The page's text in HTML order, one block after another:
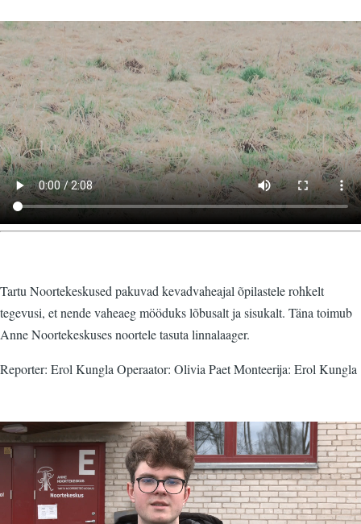
Video
fail
Tartu Noortekeskused pakuvad kevadvaheajal õpilastele rohkelt
tegevusi, et nende vaheaeg mööduks lõbusalt ja sisukalt. Täna toimub
Anne Noortekeskuses noortele tasuta linnalaager.
Reporter: Erol Kungla Operaator: Olivia Paet Monteerija: Erol Kungla
Video
fail